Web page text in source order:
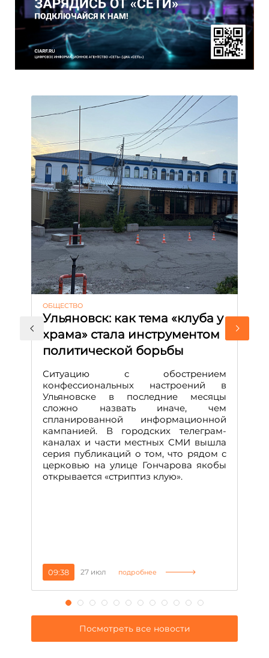
ОБЩЕСТВО
Ульяновск: как тема «клуба у
храма» стала инструментом
политической борьбы
Ситуацию с обострением
конфессиональных настроений в
Ульяновске в последние месяцы
сложно назвать иначе, чем
спланированной информационной
кампанией. В городских телеграм-
каналах и части местных СМИ вышла
серия публикаций о том, что рядом с
церковью на улице Гончарова якобы
открывается «стриптиз клую».
09:38 27 июл подробнее
Посмотреть все новости